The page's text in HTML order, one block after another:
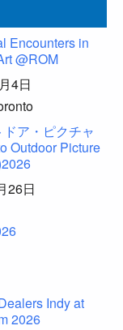
Encounters in
@ROM
4日
ドア・ピクチャ
Outdoor Picture
26日
Indy at
2026